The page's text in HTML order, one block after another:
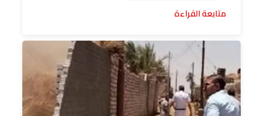
متابعة القراءة